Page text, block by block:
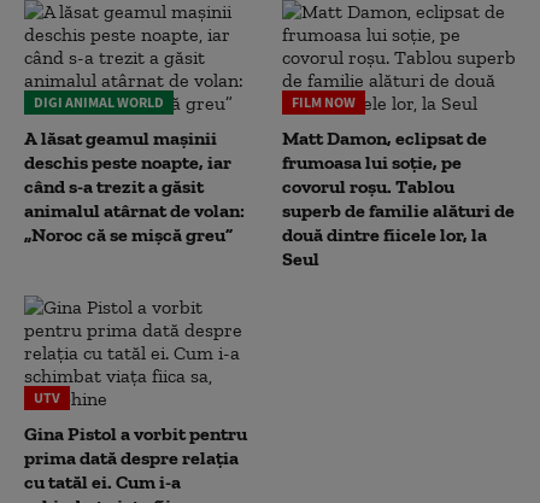
DIGI ANIMAL WORLD
A lăsat geamul mașinii
deschis peste noapte, iar
când s-a trezit a găsit
animalul atârnat de volan:
„Noroc că se mișcă greu”
FILM NOW
Matt Damon, eclipsat de
frumoasa lui soție, pe
covorul roșu. Tablou
superb de familie alături de
două dintre fiicele lor, la
Seul
UTV
Gina Pistol a vorbit pentru
prima dată despre relația
cu tatăl ei. Cum i-a